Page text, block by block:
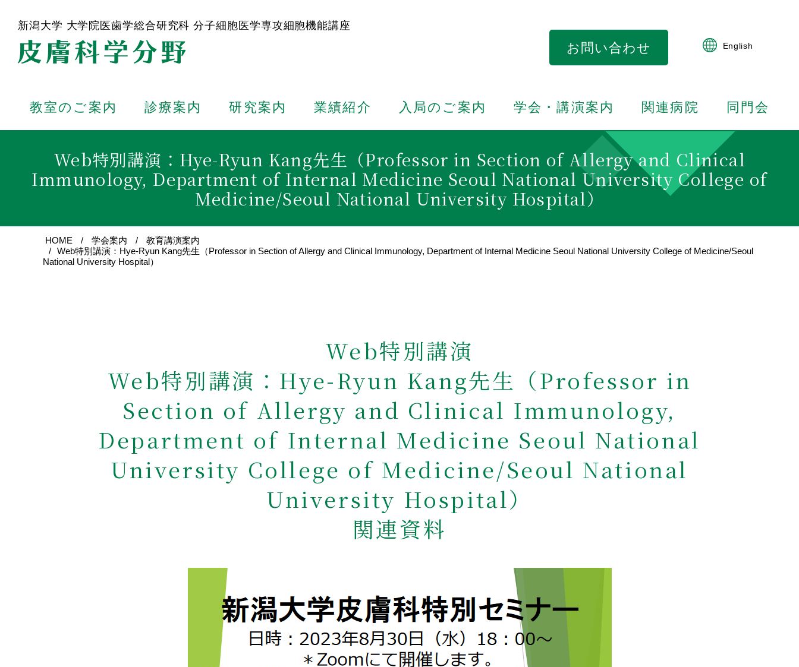
新潟大学 大学院医歯学総合研究科分子細胞医学専攻細胞機能講座
お問い合わせ English
教室のご案内 診療案内 研究案内 業績紹介 入局のご案内 学会・講演案内 関連病院 同門会
Web特別講演：Hye-Ryun Kang先生（Professor in Section of Allergy and Clinical
Immunology, Department of Internal Medicine Seoul National University College of
Medicine/Seoul National University Hospital）
HOME 学会案内
教育講演案内
Web特別講演：Hye-Ryun Kang先生（Professor in Section of Allergy and Clinical Immunology, Department of Internal Medicine Seoul National University College of Medicine/Seoul
National University Hospital）
Web特別講演
Web特別講演：Hye-Ryun Kang先生（Professor in
Section of Allergy and Clinical Immunology,
Department of Internal Medicine Seoul National
University College of Medicine/Seoul National
University Hospital）
関連資料